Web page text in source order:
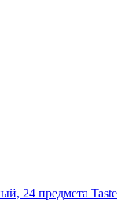
24 предмета Taste